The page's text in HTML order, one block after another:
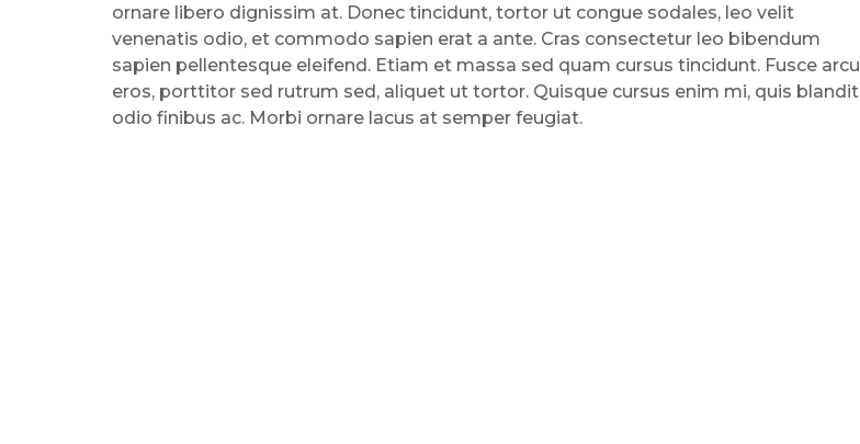
ornare libero dignissim at. Donec tincidunt, tortor ut congue sodales, leo velit
venenatis odio, et commodo sapien erat a ante. Cras consectetur leo bibendum
sapien pellentesque eleifend. Etiam et massa sed quam cursus tincidunt. Fusce arcu
eros, porttitor sed rutrum sed, aliquet ut tortor. Quisque cursus enim mi, quis blandit
odio finibus ac. Morbi ornare lacus at semper feugiat.